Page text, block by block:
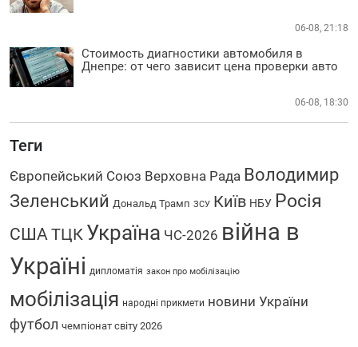
06-08, 21:18
Стоимость диагностики автомобиля в
Днепре: от чего зависит цена проверки авто
06-08, 18:30
Теги
Європейський Союз Верховна Рада Володимир
Зеленський Дональд Трамп ЗСУ Київ НБУ Росія
США ТЦК Україна ЧС-2026 війна в
Україні дипломатія закон про мобілізацію
мобілізація народні прикмети новини України
футбол чемпіонат світу 2026